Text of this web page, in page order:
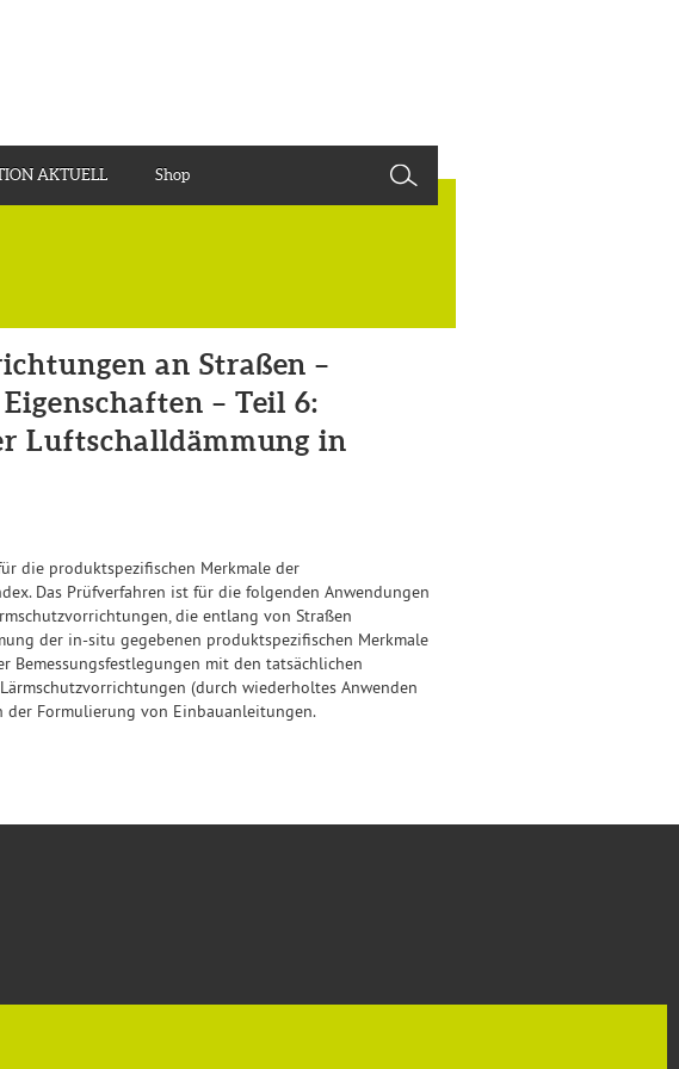
AKTUELL Shop
an Straßen –
– Teil 6:
Luftschalldämmung in
die produktspezifischen Merkmale der
Das Prüfverfahren ist für die folgenden Anwendungen
die entlang von Straßen
der in-situ gegebenen produktspezifischen Merkmale
Bemessungsfestlegungen mit den tatsächlichen
(durch wiederholtes Anwenden
der Formulierung von Einbauanleitungen.